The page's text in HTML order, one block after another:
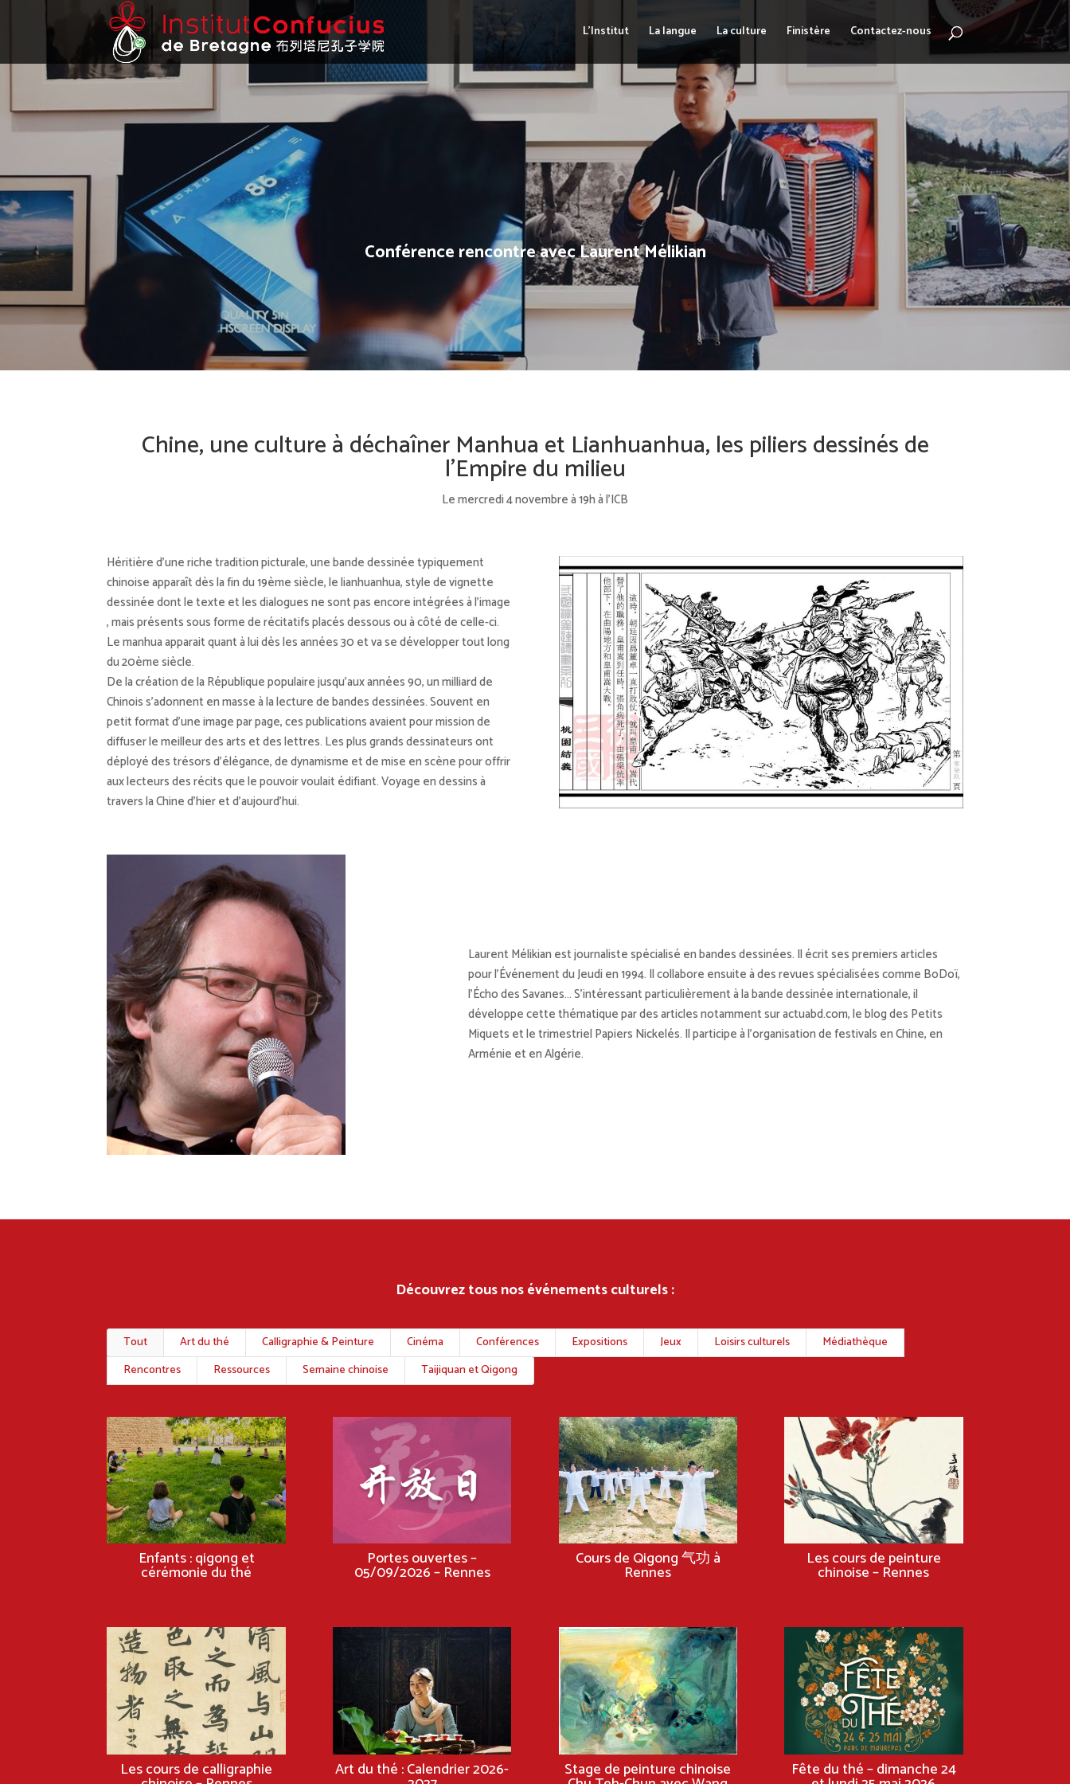
L’Institut La langue La culture Finistère Contactez-nous
Conférence rencontre avec Laurent Mélikian
Chine, une culture à déchaîner Manhua et Lianhuanhua, les piliers dessinés de
l’Empire du milieu
Le mercredi 4 novembre à 19h à l’ICB
Héritière d’une riche tradition picturale, une bande dessinée typiquement
chinoise apparaît dès la fin du 19ème siècle, le lianhuanhua, style de vignette
dessinée dont le texte et les dialogues ne sont pas encore intégrées à l’image
, mais présents sous forme de récitatifs placés dessous ou à côté de celle-ci.
Le manhua apparait quant à lui dès les années 30 et va se développer tout long
du 20ème siècle.
De la création de la République populaire jusqu’aux années 90, un milliard de
Chinois s’adonnent en masse à la lecture de bandes dessinées. Souvent en
petit format d’une image par page, ces publications avaient pour mission de
diffuser le meilleur des arts et des lettres. Les plus grands dessinateurs ont
déployé des trésors d’élégance, de dynamisme et de mise en scène pour offrir
aux lecteurs des récits que le pouvoir voulait édifiant. Voyage en dessins à
travers la Chine d’hier et d’aujourd’hui.
Laurent Mélikian est journaliste spécialisé en bandes dessinées. Il écrit ses premiers articles
pour l’Événement du Jeudi en 1994. Il collabore ensuite à des revues spécialisées comme BoDoï,
l’Écho des Savanes… S’intéressant particulièrement à la bande dessinée internationale, il
développe cette thématique par des articles notamment sur actuabd.com, le blog des Petits
Miquets et le trimestriel Papiers Nickelés. Il participe à l’organisation de festivals en Chine, en
Arménie et en Algérie.
Découvrez tous nos événements culturels :
Tout Art du thé Calligraphie & Peinture Cinéma Conférences Expositions Jeux Loisirs culturels
Médiathèque
Rencontres
Ressources Semaine chinoise Taijiquan et Qigong
Enfants : qigong et
cérémonie du thé
Portes ouvertes –
05/09/2026 – Rennes
Cours de Qigong 气功 à
Rennes
Les cours de peinture
chinoise – Rennes
Les cours de calligraphie Art du thé : Calendrier 2026- Stage de peinture chinoise Fête du thé – dimanche 24